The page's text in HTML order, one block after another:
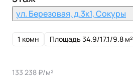
ул. Березовая, д.3к1, Сокуры
1 комн Площадь 34.9/17.1/9.8 м²
133 238 ₽/м²